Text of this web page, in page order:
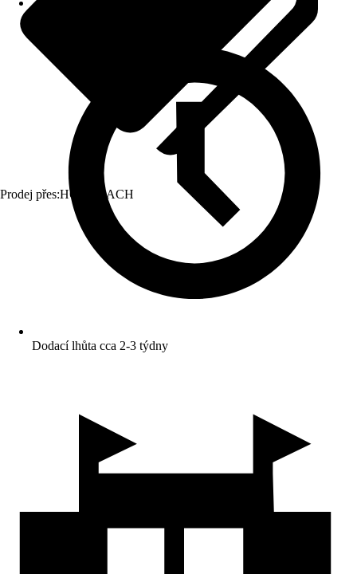
Prodej přes:HORNBACH
Dodací lhůta cca 2-3 týdny